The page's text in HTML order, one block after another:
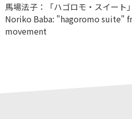
馬場法子：「ハゴロモ・スイート
Noriko Baba: "hagoromo suite"
movement